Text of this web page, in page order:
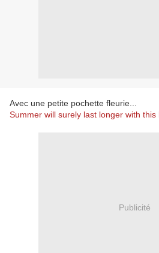
Avec une petite pochette fleurie...
Summer will surely last longer with this
Publicité